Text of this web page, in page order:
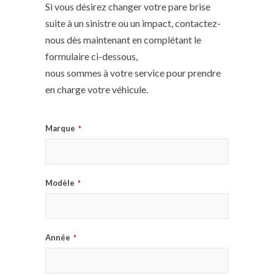
Si vous désirez changer votre pare brise
suite à un sinistre ou un impact, contactez-
nous dès maintenant en complétant le
formulaire ci-dessous,
nous sommes à votre service pour prendre
en charge votre véhicule.
Marque *
Modèle *
Année *